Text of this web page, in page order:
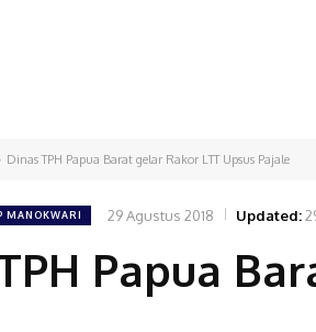
Dinas TPH Papua Barat gelar Rakor LTT Upsus Pajale
MANOKWARI 29 Agustus 2018 Updated:
Papua